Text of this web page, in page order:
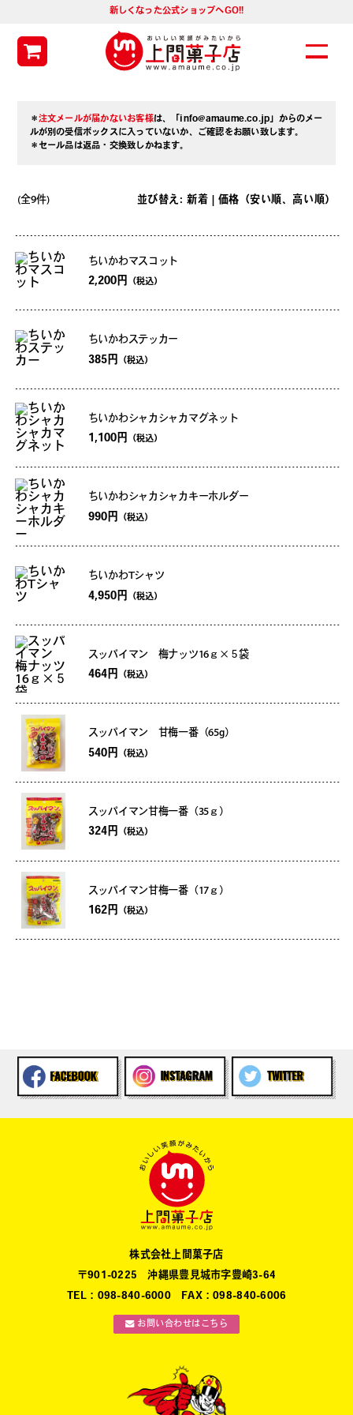
新しくなった公式ショップへGO!!
＊注文メールが届かないお客様は、「info@amaume.co.jp」からのメー
ルが別の受信ボックスに入っていないか、ご確認をお願い致します。
＊セール品は返品・交換致しかねます。
(全9件) 並び替え: 新着 | 価格（安い順 、 高い順）
ちいかわマスコット
2,200円 （税込）
ちいかわステッカー
385円 （税込）
ちいかわシャカシャカマグネット
1,100円 （税込）
ちいかわシャカシャカキーホルダー
990円 （税込）
ちいかわTシャツ
4,950円 （税込）
スッパイマン 梅ナッツ16ｇ×５袋
464円 （税込）
スッパイマン 甘梅一番（65g）
540円 （税込）
スッパイマン甘梅一番（35ｇ）
324円 （税込）
スッパイマン甘梅一番（17ｇ）
162円 （税込）
株式会社上間菓子店
〒901-0225 沖縄県豊見城市字豊崎3-64
TEL：098-840-6000 FAX：098-840-6006
お問い合わせはこちら